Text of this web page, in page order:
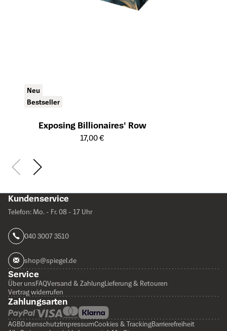
Neu
Bestseller
Exposing Billionaires' Row
Öffnet die Detailseite des Produkts
17,00 €
Kundenservice
Telefon: Mo. - Fr. 08 - 17 Uhr
040 3007 3510
shop@spiegel.de
Service
Über unsFAQVersand & ZahlungLieferung & Retouren
Vertrag widerrufen
Zahlungsarten
AGBDatenschutzImpressumCookies & TrackingBarrierefreiheit